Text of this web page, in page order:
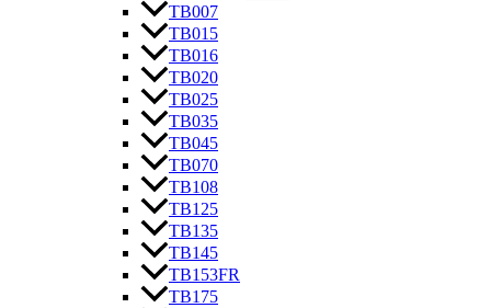
TB007
TB015
TB016
TB020
TB025
TB035
TB045
TB070
TB108
TB125
TB135
TB145
TB153FR
TB175